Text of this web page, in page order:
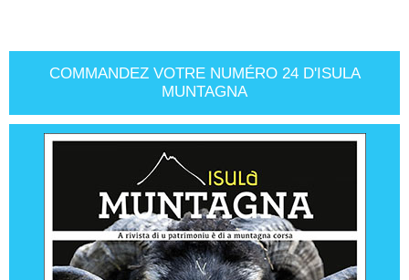
COMMANDEZ VOTRE NUMÉRO 24 D'ISULA
MUNTAGNA